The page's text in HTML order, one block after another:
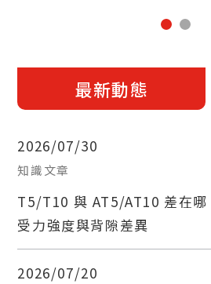
最新動態
2026/07/30
知識文章
T5/T10 與 AT5/AT10 差在哪
受力強度與背隙差異
2026/07/20